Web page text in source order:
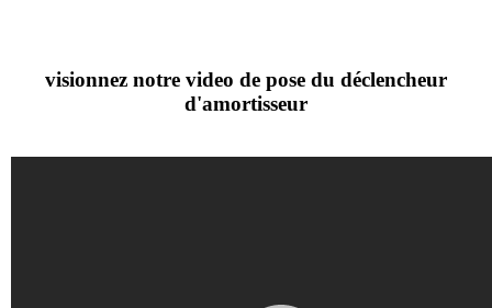
visionnez notre video de pose du déclencheur
d'amortisseur